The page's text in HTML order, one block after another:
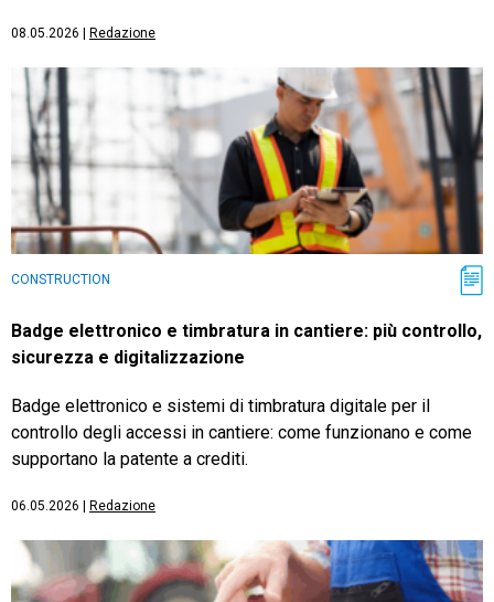
08.05.2026 | Redazione
CONSTRUCTION
Badge elettronico e timbratura in cantiere: più controllo,
sicurezza e digitalizzazione
Badge elettronico e sistemi di timbratura digitale per il
controllo degli accessi in cantiere: come funzionano e come
supportano la patente a crediti.
06.05.2026 | Redazione